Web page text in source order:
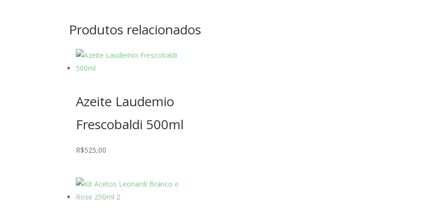
Produtos relacionados
Azeite Laudemio
Frescobaldi 500ml
R$525,00